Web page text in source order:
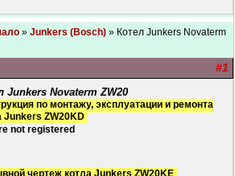
» Junkers (Bosch) » Котел Junkers Novaterm
#1
Junkers Novaterm ZW20
по монтажу, эксплуатации и ремонта
Junkers ZW20KD
not registered
чертеж котла Junkers ZW20KE